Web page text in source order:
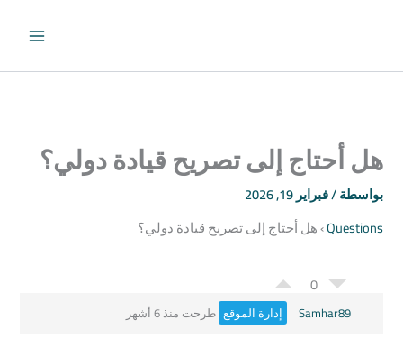
هل أحتاج إلى تصريح قيادة دولي؟
بواسطة/فبراير 19, 2026
Questions
›هل أحتاج إلى تصريح قيادة دولي؟
0
Samhar89 إدارة الموقع طرحت منذ 6 أشهر